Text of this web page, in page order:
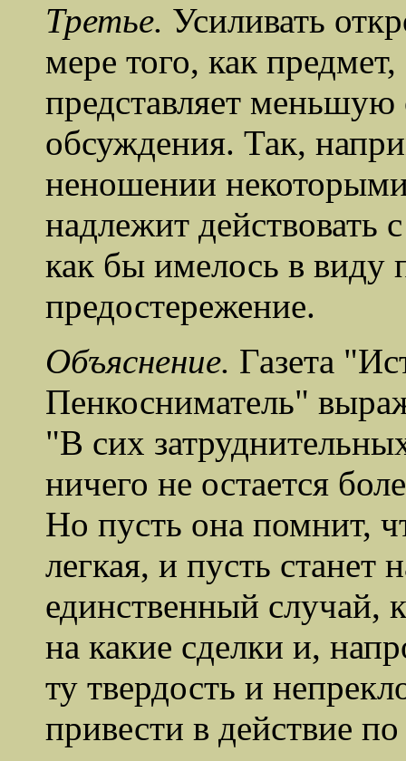
Третье. Усиливать
мере того, как
представляет меньшую
обсуждения. Так,
неношении
надлежит действовать
как бы имелось в виду
предостережение.
Объяснение. Газета
Пенкосниматель"
"В сих
ничего не остается
Но пусть она помнит,
легкая, и пусть станет
единственный случай,
на какие сделки и,
ту твердость и
привести в действие